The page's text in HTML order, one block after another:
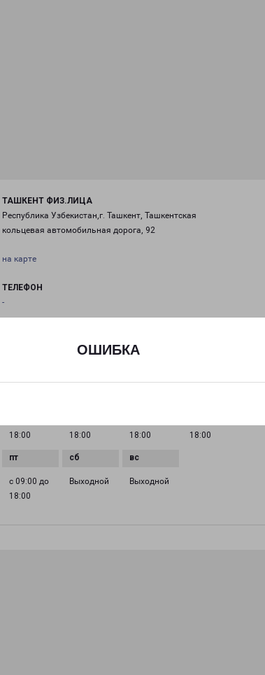
ОШИБКА
ТАШКЕНТ ФИЗ.ЛИЦА
Республика Узбекистан,г. Ташкент, Ташкентская
кольцевая автомобильная дорога, 92
на карте
ТЕЛЕФОН
-
tashkent-fr@pecom.ru
18:00
18:00
18:00
18:00
с 09:00 до
18:00
Выходной Выходной